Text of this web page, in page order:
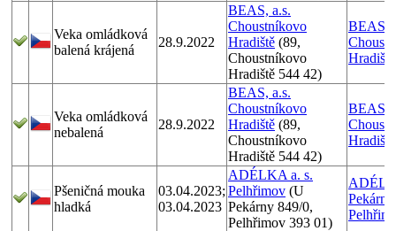
Veka omládková
balená krájená
28.9.2022
BEAS, a.s.
Choustníkovo
Hradiště (89,
Choustníkovo
Hradiště 544 42)
BEAS,
Veka omládková
nebalená
28.9.2022
BEAS, a.s.
Choustníkovo
Hradiště (89,
Choustníkovo
Hradiště 544 42)
BEAS,
Pšeničná mouka
hladká
03.04.2023;
03.04.2023
ADÉLKA a. s.
Pelhřimov (U
Pekárny 849/0,
Pelhřimov 393 01)